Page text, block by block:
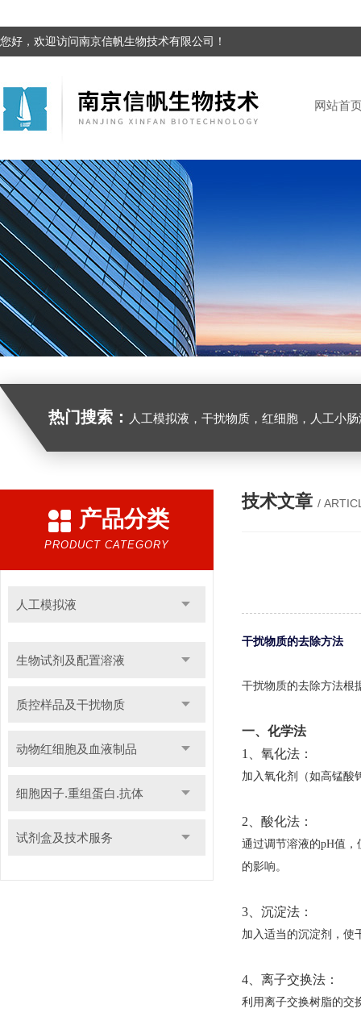
您好，欢迎访问南京信帆生物技术有限公司！
网站首
热门搜索： 人工模拟液，干扰物质，红细胞，人工小
产品分类
PRODUCT CATEGORY
人工模拟液
生物试剂及配置溶液
质控样品及干扰物质
动物红细胞及血液制品
细胞因子.重组蛋白.抗体
试剂盒及技术服务
技术文章 /
干扰物质的去除方法
干扰物质的去除方法根
一、 化学法
1、氧化法：
加入氧化剂（如高锰酸
2、酸化法：
通过调节溶液的pH值
的影响。
3、沉淀法：
加入适当的沉淀剂，使
4、离子交换法：
利用离子交换树脂的交